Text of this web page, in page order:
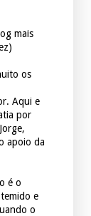
mais
os
Aqui e
por
apoio da
é o
e
o